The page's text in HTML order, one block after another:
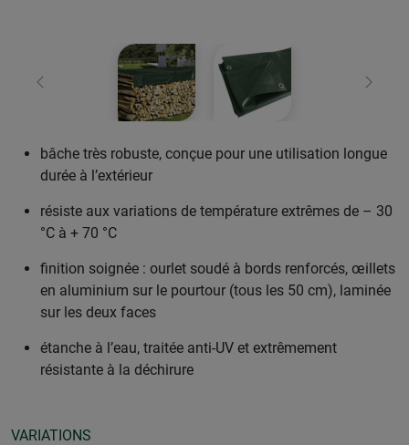
retour
bâche très robuste, conçue pour une utilisation longue
durée à l’extérieur
résiste aux variations de température extrêmes de – 30
°C à + 70 °C
finition soignée : ourlet soudé à bords renforcés, œillets
en aluminium sur le pourtour (tous les 50 cm), laminée
sur les deux faces
étanche à l’eau, traitée anti-UV et extrêmement
résistante à la déchirure
VARIATIONS